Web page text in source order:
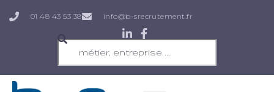
01 48 43 53 38 info@b-srecrutement.fr